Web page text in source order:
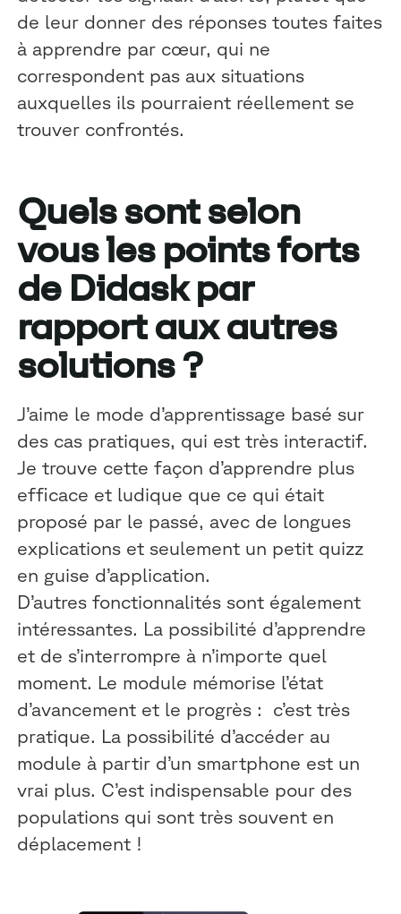
de leur donner des réponses toutes faites
à apprendre par cœur, qui ne
correspondent pas aux situations
auxquelles ils pourraient réellement se
trouver confrontés.
Quels sont selon
vous les points forts
de Didask par
rapport aux autres
solutions ?
J’aime le mode d’apprentissage basé sur
des cas pratiques, qui est très interactif.
Je trouve cette façon d’apprendre plus
efficace et ludique que ce qui était
proposé par le passé, avec de longues
explications et seulement un petit quizz
en guise d’application.
D’autres fonctionnalités sont également
intéressantes. La possibilité d’apprendre
et de s’interrompre à n’importe quel
moment. Le module mémorise l’état
d’avancement et le progrès : c’est très
pratique. La possibilité d’accéder au
module à partir d’un smartphone est un
vrai plus. C’est indispensable pour des
populations qui sont très souvent en
déplacement !